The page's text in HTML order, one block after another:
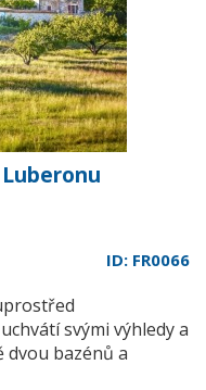
ID: FR0066
svými výhledy a
bazénů a